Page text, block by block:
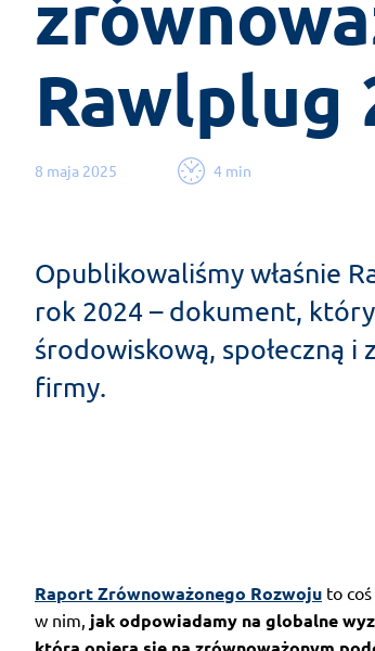
Rawlplug
8 maja 2025 4 min
Opublikowaliśmy właśnie
rok 2024 – dokument,
środowiskową, społeczną i
firmy.
Raport Zrównoważonego Rozwoju to
w nim, jak odpowiadamy na globalne